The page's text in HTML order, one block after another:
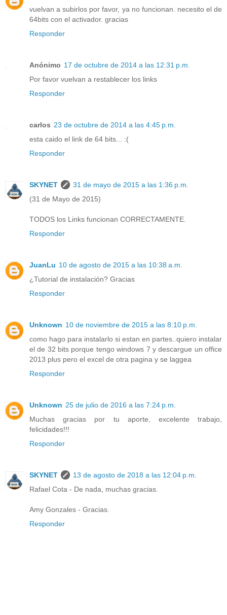
vuelvan a subirlos por favor, ya no funcionan. necesito el de
64bits con el activador. gracias
Responder
Anónimo 17 de octubre de 2014 a las 12:31 p.m.
Por favor vuelvan a restablecer los links
Responder
carlos 23 de octubre de 2014 a las 4:45 p.m.
esta caido el link de 64 bits... :(
Responder
SKYNET
31 de mayo de 2015 a las 1:36 p.m.
(31 de Mayo de 2015)
TODOS los Links funcionan CORRECTAMENTE.
Responder
JuanLu 10 de agosto de 2015 a las 10:38 a.m.
¿Tutorial de instalación? Gracias
Responder
Unknown 10 de noviembre de 2015 a las 8:10 p.m.
como hago para instalarlo si estan en partes..quiero instalar
el de 32 bits porque tengo windows 7 y descargue un office
2013 plus pero el excel de otra pagina y se laggea
Responder
Unknown 25 de julio de 2016 a las 7:24 p.m.
Muchas gracias por tu aporte, excelente trabajo,
felicidades!!!
Responder
SKYNET
13 de agosto de 2018 a las 12:04 p.m.
Rafael Cota - De nada, muchas gracias.
Amy Gonzales - Gracias.
Responder